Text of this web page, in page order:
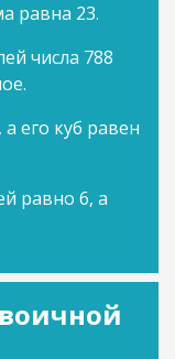
равна 23.
числа 788
его куб равен
равно 6, а